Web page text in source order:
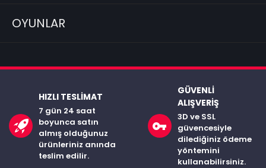
OYUNLAR
HIZLI TESLIMAT
7 gün 24 saat
boyunca satın
almış olduğunuz
ürünleriniz anında
teslim edilir.
GÜVENLI
ALIŞVERIŞ
3D ve SSL
güvencesiyle
dilediğiniz ödeme
yöntemini
kullanabilirsiniz.